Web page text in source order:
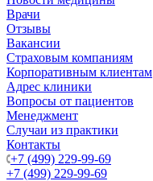
Врачи
Отзывы
Вакансии
Страховым компаниям
Корпоративным клиентам
Адрес клиники
Вопросы от пациентов
Менеджмент
Случаи из практики
Контакты
+7 (499) 229-99-69
+7 (499) 229-99-69